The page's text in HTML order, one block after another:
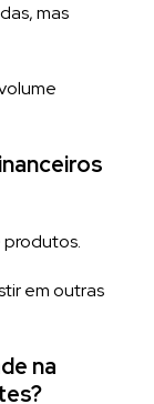
mas
produtos.
em outras
na